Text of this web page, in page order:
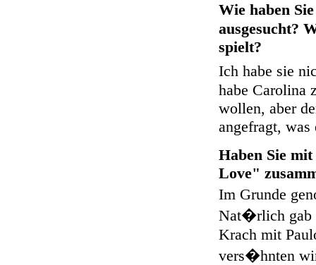
Wie haben
ausgesucht?
spielt?
Ich habe sie
habe Carolina
wollen, aber
angefragt,
Haben Sie
Love"
Im Grunde
Nat�rlich gab
Krach mit
vers�hnten